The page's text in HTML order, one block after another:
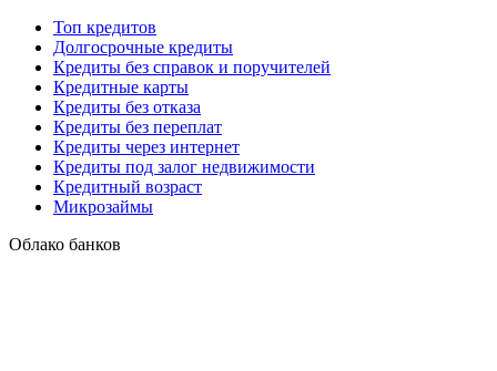
Топ кредитов
Долгосрочные кредиты
Кредиты без справок и поручителей
Кредитные карты
Кредиты без отказа
Кредиты без переплат
Кредиты через интернет
Кредиты под залог недвижимости
Кредитный возраст
Микрозаймы
Облако банков